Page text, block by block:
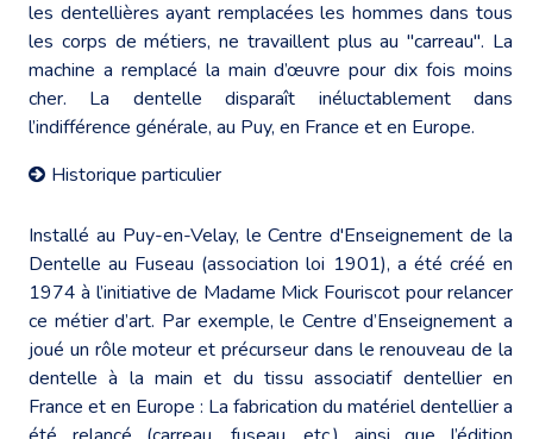
les dentellières ayant remplacées les hommes dans tous
les corps de métiers, ne travaillent plus au "carreau". La
machine a remplacé la main d’œuvre pour dix fois moins
cher. La dentelle disparaît inéluctablement dans
l’indifférence générale, au Puy, en France et en Europe.
Historique particulier
Installé au Puy-en-Velay, le Centre d'Enseignement de la
Dentelle au Fuseau (association loi 1901), a été créé en
1974 à l’initiative de Madame Mick Fouriscot pour relancer
ce métier d’art. Par exemple, le Centre d’Enseignement a
joué un rôle moteur et précurseur dans le renouveau de la
dentelle à la main et du tissu associatif dentellier en
France et en Europe : La fabrication du matériel dentellier a